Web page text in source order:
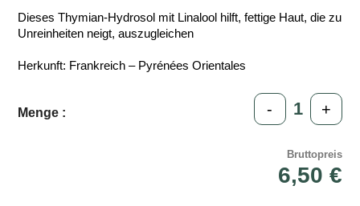
Dieses Thymian-Hydrosol mit Linalool hilft, fettige Haut, die zu
Unreinheiten neigt, auszugleichen
Herkunft: Frankreich – Pyrénées Orientales
Menge : - +
Bruttopreis
6,50 €